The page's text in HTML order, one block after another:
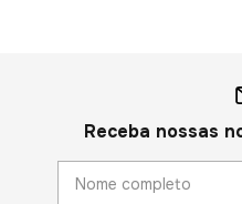
Receba nossas